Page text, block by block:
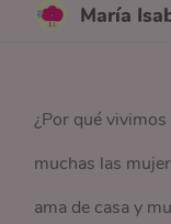
María
¿Por qué
muchas las
ama de casa y